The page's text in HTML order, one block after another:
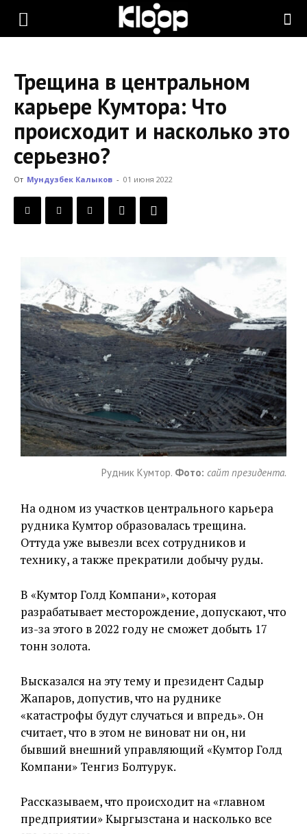
KLOOP.KG
Новости
Трещина в центральном
карьере Кумтора: Что
происходит и насколько это
серьезно?
От Мундузбек Калыков - 01 июня 2022
Рудник Кумтор. Фото: сайт президента.
На одном из участков центрального карьера
рудника Кумтор образовалась трещина.
Оттуда уже вывезли всех сотрудников и
технику, а также прекратили добычу руды.
В «Кумтор Голд Компани», которая
разрабатывает месторождение, допускают, что
из-за этого в 2022 году не сможет добыть 17
тонн золота.
Высказался на эту тему и президент Садыр
Жапаров, допустив, что на руднике
«катастрофы будут случаться и впредь». Он
считает, что в этом не виноват ни он, ни
бывший внешний управляющий «Кумтор Голд
Компани» Тенгиз Болтурук.
Рассказываем, что происходит на «главном
предприятии» Кыргызстана и насколько все